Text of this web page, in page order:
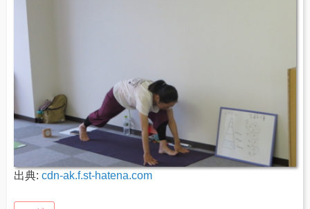
出典: cdn-ak.f.st-hatena.com